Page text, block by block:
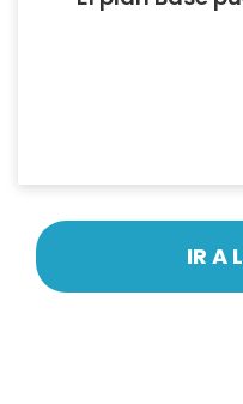
IR A